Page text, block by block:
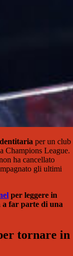
per un club
Champions League.
ha cancellato
gli ultimi
per leggere in
a far parte di una
tornare in